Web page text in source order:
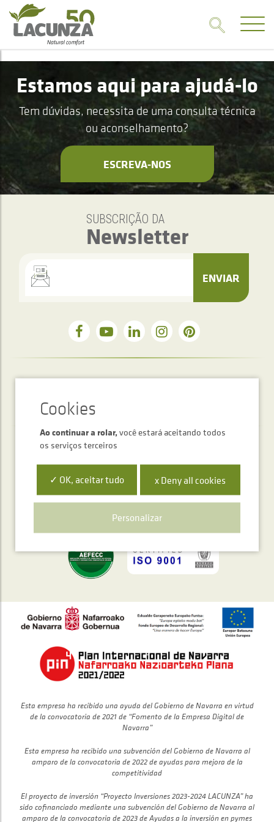
Estamos aqui para ajudá-lo
Tem dúvidas, necessita de uma consulta técnica
ou aconselhamento?
ESCREVA-NOS
SUBSCRIÇÃO DA
Newsletter
ENVIAR
Serviço de atendimento telefónico
+34 948 563 511
Polígono Ibarrea, s/n 31800 Alsasua, Navarra, Spain
Esta empresa ha recibido una ayuda del Gobierno de Navarra en virtud
de la convocatoria de 2021 de “Fomento de la Empresa Digital de
Navarra”
Esta empresa ha recibido una subvención del Gobierno de Navarra al
amparo de la convocatoria de 2022 de ayudas para mejora de la
competitividad
El proyecto de inversión “Proyecto Inversiones 2023-2024 LACUNZA” ha
sido cofinanciado mediante una subvención del Gobierno de Navarra al
amparo de la convocatoria de 2023 de Ayudas a la inversión en pymes
Ao continuar a rolar,você estará aceitando todos
os serviços terceiros
✓ OK, aceitar tudo x Deny all cookies
Personalizar